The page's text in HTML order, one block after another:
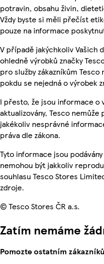
potravin, obsahu živin,
Vždy byste si měli přečíst
pouze na informace
V případě jakýchkoliv Vašich
ohledně výrobků značky
pro služby zákazníkům
pokdu se nejedná o výrobek
I přesto, že jsou informace
aktualizovány, Tesco
jakékoliv nesprávné
práva dle zákona.
Tyto informace jsou
nemohou být jakkoliv
souhlasu Tesco Stores
zdroje.
© Tesco Stores ČR a.s.
Zatím nemáme
Pomozte ostatním